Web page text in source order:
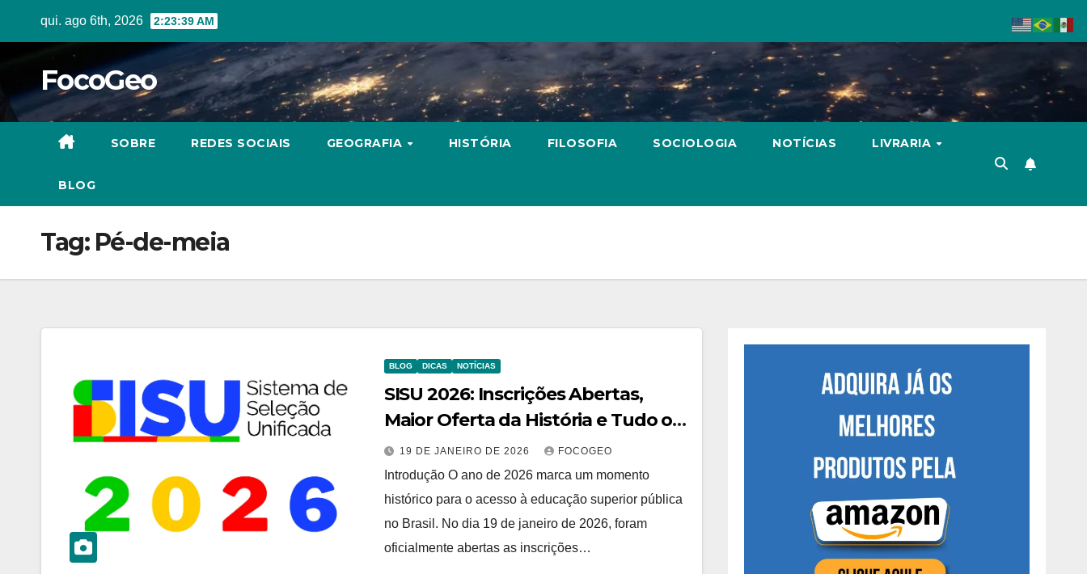
qui. ago 6th, 2026 2:23:40 AM
FocoGeo
SOBRE REDES SOCIAIS GEOGRAFIA HISTÓRIA FILOSOFIA SOCIOLOGIA NOTÍCIAS LIVRARIA
BLOG
Tag: Pé-de-meia
BLOG DICAS NOTÍCIAS
SISU 2026: Inscrições Abertas,
Maior Oferta da História e Tudo o
Que Você Precisa Saber
19 DE JANEIRO DE 2026 FOCOGEO
Introdução O ano de 2026 marca um momento
histórico para o acesso à educação superior pública
no Brasil. No dia 19 de janeiro de 2026, foram
oficialmente abertas as inscrições…